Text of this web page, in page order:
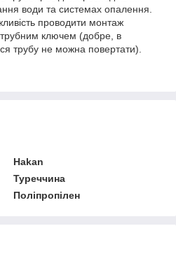
води та системах опалення.
проводити монтаж
ключем (добре, в
трубу не можна повертати).
Hakan
Туреччина
Поліпропілен